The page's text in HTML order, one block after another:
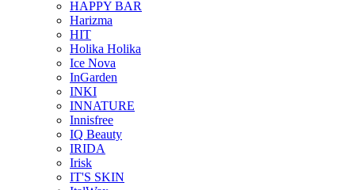
HAPPY BAR
Harizma
HIT
Holika Holika
Ice Nova
InGarden
INKI
INNATURE
Innisfree
IQ Beauty
IRIDA
Irisk
IT'S SKIN